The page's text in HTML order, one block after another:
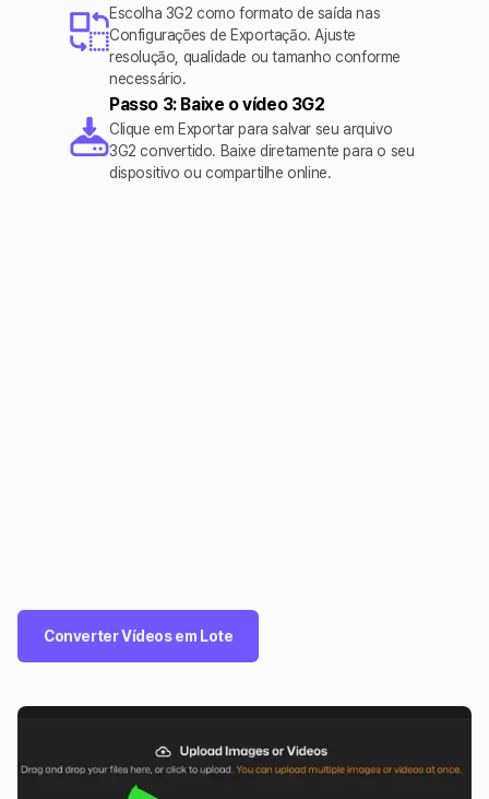
Escolha 3G2 como formato de saída nas
Configurações de Exportação. Ajuste
resolução, qualidade ou tamanho conforme
necessário.
Passo 3: Baixe o vídeo 3G2
Clique em Exportar para salvar seu arquivo
3G2 convertido. Baixe diretamente para o seu
dispositivo ou compartilhe online.
Converter Vídeos em Lote